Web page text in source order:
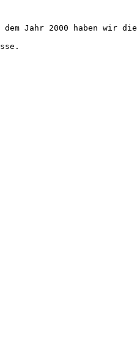
Jahr 2000 haben wir